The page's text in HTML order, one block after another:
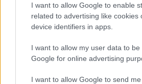
I want to allow Google to enable
related to advertising like cookies
device identifiers in apps.
I want to allow my user data to be
Google for online advertising
I want to allow Google to send me
HÍRLEVÉL